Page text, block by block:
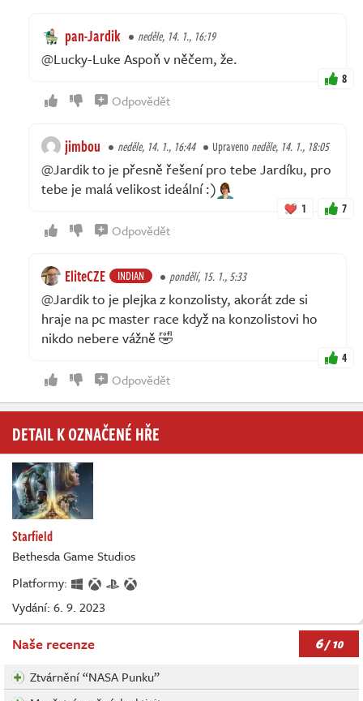
pan-Jardik neděle, 14. 1., 16:19
@Lucky-Luke Aspoň v něčem, že.
8
Odpovědět
jimbou neděle, 14. 1., 16:44 Upravenoneděle, 14. 1., 18:05
@Jardik to je přesně řešení pro tebe Jardíku, pro
tebe je malá velikost ideální :)
1 7
Odpovědět
EliteCZE INDIAN pondělí, 15. 1., 5:33
@Jardik to je plejka z konzolisty, akorát zde si
hraje na pc master race když na konzolistovi ho
nikdo nebere vážně 🤣
4
Odpovědět
DETAIL K OZNAČENÉ HŘE
Starfield
Bethesda Game Studios
Platformy:
Vydání: 6. 9. 2023
Naše recenze 6/ 10
Ztvárnění “NASA Punku”